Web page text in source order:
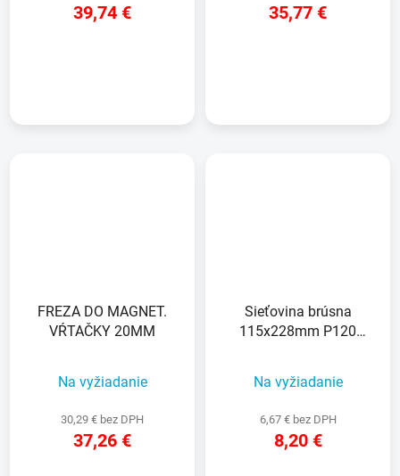
39,74 € 35,77 €
FREZA DO MAGNET.
VŔTAČKY 20MM
Na vyžiadanie
30,29 € bez DPH
37,26 €
Sieťovina brúsna
115x228mm P120
Na vyžiadanie
6,67 € bez DPH
8,20 €